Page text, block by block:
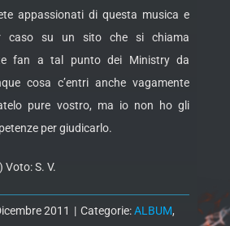
appassionati di questa musica e
caso su un sito che si chiama
fan a tal punto dei Ministry da
cosa c’entri anche vagamente
pure vostro, ma io non ho gli
per giudicarlo.
Voto: S. V.
2011 | Categorie:ALBUM,